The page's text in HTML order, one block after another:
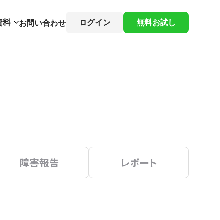
料 お問い合わせ ログイン 無料お試し
障害報告 レポート